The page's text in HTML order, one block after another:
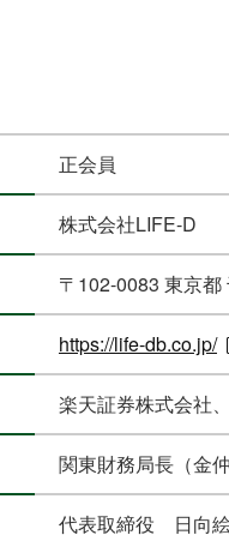
正会員
株式会社LIFE-D
〒102-0083 東京
https://life-db.co.jp/
楽天証券株式会社
関東財務局長（金
代表取締役 日向